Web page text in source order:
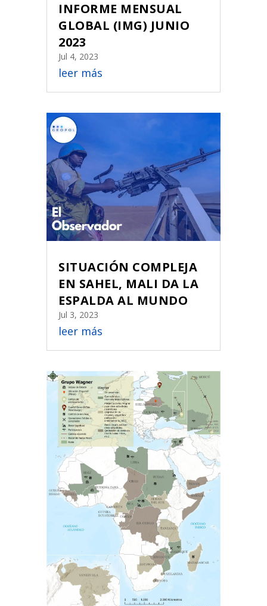
INFORME MENSUAL
GLOBAL (IMG) JUNIO
2023
Jul 4, 2023
leer más
SITUACIÓN COMPLEJA
EN SAHEL, MALI DA LA
ESPALDA AL MUNDO
Jul 3, 2023
leer más